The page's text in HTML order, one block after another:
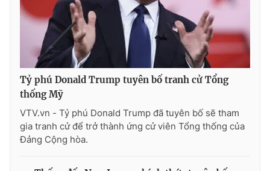
VTV Sức khoẻ Bất động sản
Thị trường 24h Tấm lòng Việt
VTV4
VTV9 VTV8
Liên hệ tòa soạn English
Tỷ phú Donald Trump tuyên bố tranh cử Tổng
thống Mỹ
VTV.vn - Tỷ phú Donald Trump đã tuyên bố sẽ tham
gia tranh cử để trở thành ứng cử viên Tổng thống của
Đảng Cộng hòa.